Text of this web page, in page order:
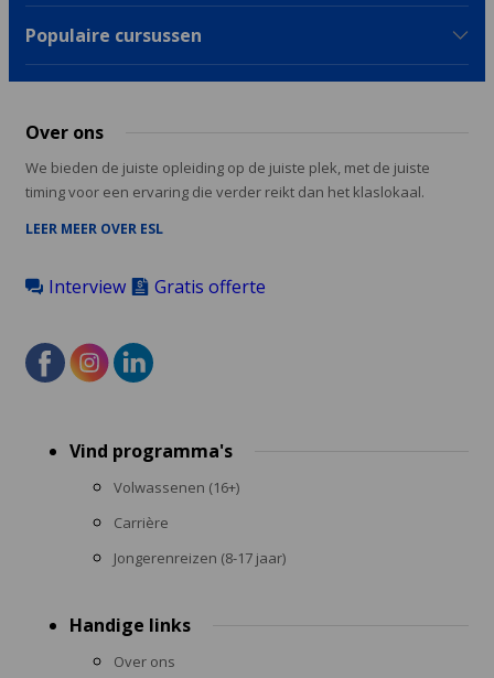
Populaire cursussen
Over ons
We bieden de juiste opleiding op de juiste plek, met de juiste
timing voor een ervaring die verder reikt dan het klaslokaal.
LEER MEER OVER ESL
Interview Gratis offerte
menuVind programma's
Volwassenen (16+)
Carrière
Jongerenreizen (8-17 jaar)
Handige links
Over ons